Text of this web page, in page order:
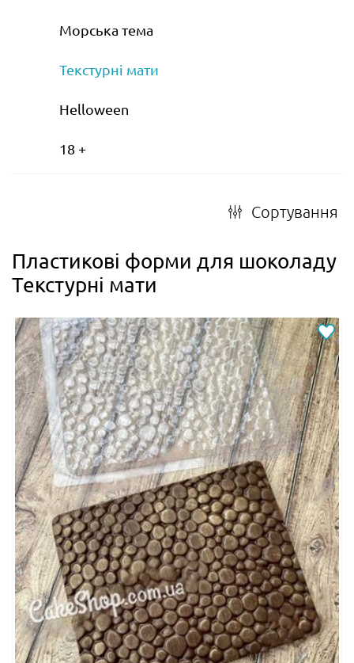
Морська тема
Текстурні мати
Helloween
18 +
Сортування
Пластикові форми для шоколаду
Текстурні мати